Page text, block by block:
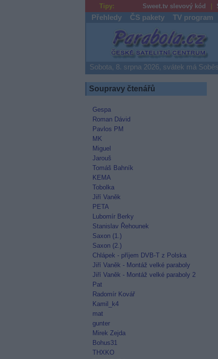
Tipy: Sweet.tv slevový kód
Přehledy ČS pakety TV program
Parabola.cz
Sobota, 8. srpna 2026, svátek má
Soupravy čtenářů
Gespa
Roman Dávid
Pavlos PM
MK
Miguel
Jarouš
Tomáš Bahník
KEMA
Tobolka
Jiří Vaněk
PETA
Lubomír Berky
Stanislav Řehounek
Saxon (1.)
Saxon (2.)
Chlápek - příjem DVB-T z Polska
Jiří Vaněk - Montáž velké paraboly
Jiří Vaněk - Montáž velké paraboly 2
Pat
Radomír Kovář
Kamil_k4
mat
gunter
Mirek Zejda
Bohus31
THXKO